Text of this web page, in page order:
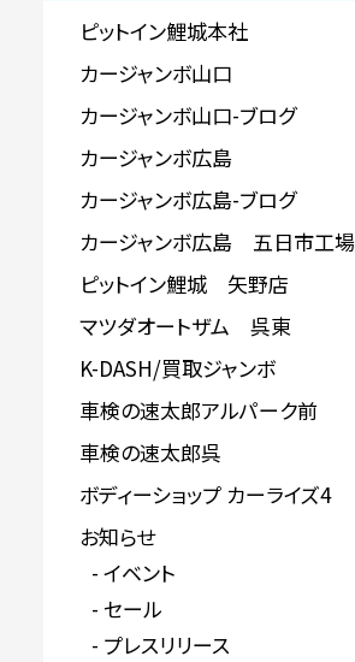
ピットイン鯉城本社
カージャンボ山口
カージャンボ山口-ブログ
カージャンボ広島
カージャンボ広島-ブログ
カージャンボ広島 五日市工場
ピットイン鯉城 矢野店
マツダオートザム 呉東
K-DASH/買取ジャンボ
車検の速太郎アルパーク前
車検の速太郎呉
ボディーショップ カーライズ4
お知らせ
イベント
セール
プレスリリース